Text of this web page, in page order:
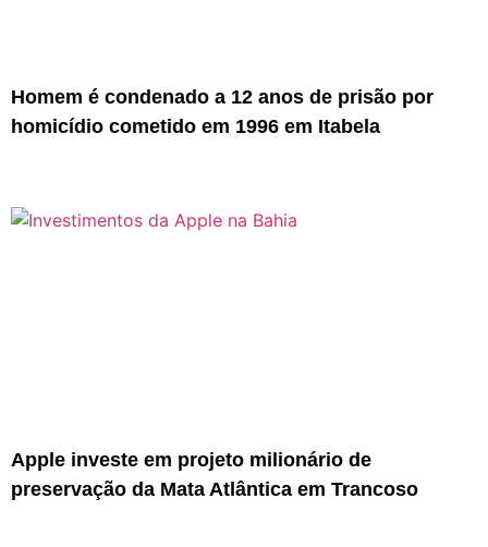
Homem é condenado a 12 anos de prisão por
homicídio cometido em 1996 em Itabela
Apple investe em projeto milionário de
preservação da Mata Atlântica em Trancoso